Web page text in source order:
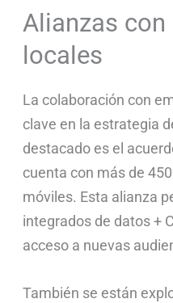
Alianzas
locales
La colaboración con
clave en la estrategia
destacado es el
cuenta con más de
móviles. Esta alianza
integrados de datos +
acceso a nuevas
También se están